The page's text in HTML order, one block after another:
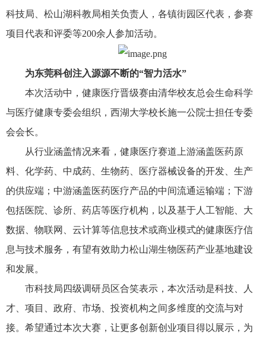
科技局、松山湖科教局相关负责人，各镇街园区代表，参赛
项目代表和评委等200余人参加活动。
为东莞科创注入源源不断的“智力活水”
本次活动中，健康医疗晋级赛由清华校友总会生命科学
与医疗健康专委会组织，西湖大学校长施一公院士担任专委
会会长。
从行业涵盖情况来看，健康医疗赛道上游涵盖医药原
料、化学药、中成药、生物药、医疗器械设备的开发、生产
的供应端；中游涵盖医药医疗产品的中间流通运输端；下游
包括医院、诊所、药店等医疗机构，以及基于人工智能、大
数据、物联网、云计算等信息技术或商业模式的健康医疗信
息与技术服务，有望有效助力松山湖生物医药产业基地建设
和发展。
市科技局四级调研员区合笑表示，本次活动是科技、人
才、项目、政府、市场、投资机构之间多维度的交流与对
接。希望通过本次大赛，让更多创新创业项目得以展示，为